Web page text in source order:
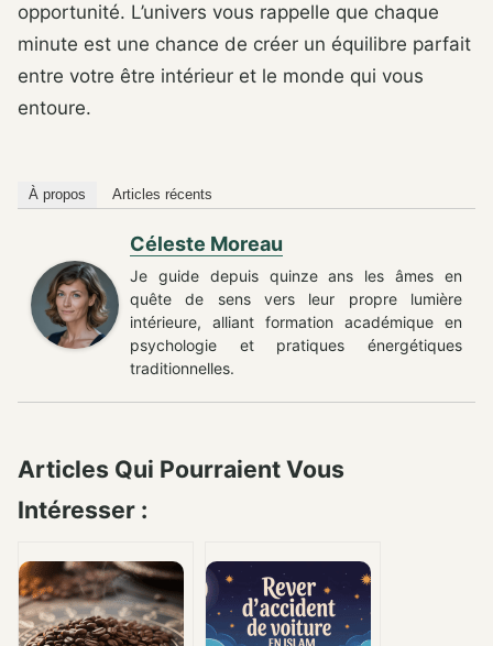
opportunité. L’univers vous rappelle que chaque
minute est une chance de créer un équilibre parfait
entre votre être intérieur et le monde qui vous
entoure.
À propos Articles récents
Céleste Moreau
Je guide depuis quinze ans les âmes en
quête de sens vers leur propre lumière
intérieure, alliant formation académique en
psychologie et pratiques énergétiques
traditionnelles.
Articles Qui Pourraient Vous
Intéresser :